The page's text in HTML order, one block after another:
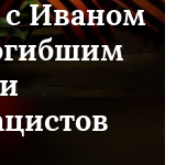
с Иваном